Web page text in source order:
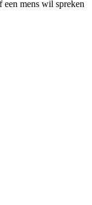
een mens wil spreken